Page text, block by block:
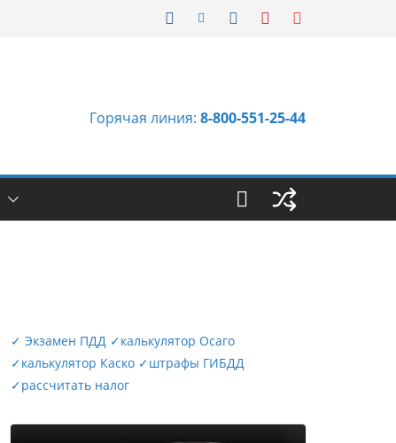
Горячая линия: 8-800-551-25-44
✓ Экзамен ПДД ✓калькулятор Осаго
✓калькулятор Каско ✓штрафы ГИБДД
✓рассчитать налог